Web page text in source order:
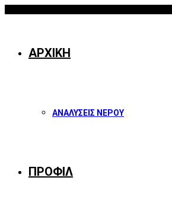
ΑΡΧΙΚΗ
ΑΝΑΛΥΣΕΙΣ ΝΕΡΟΥ
ΠΡΟΦΙΛ